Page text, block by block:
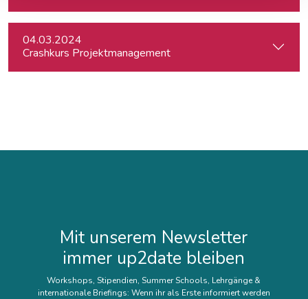
04.03.2024
Crashkurs Projektmanagement
Mit unserem Newsletter
immer up2date bleiben
Workshops, Stipendien, Summer Schools, Lehrgänge &
internationale Briefings: Wenn ihr als Erste informiert werden